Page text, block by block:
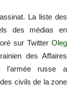
La liste des
des médias en
sur Twitter Oleg
des Affaires
l’armée russe a
civils de la zone